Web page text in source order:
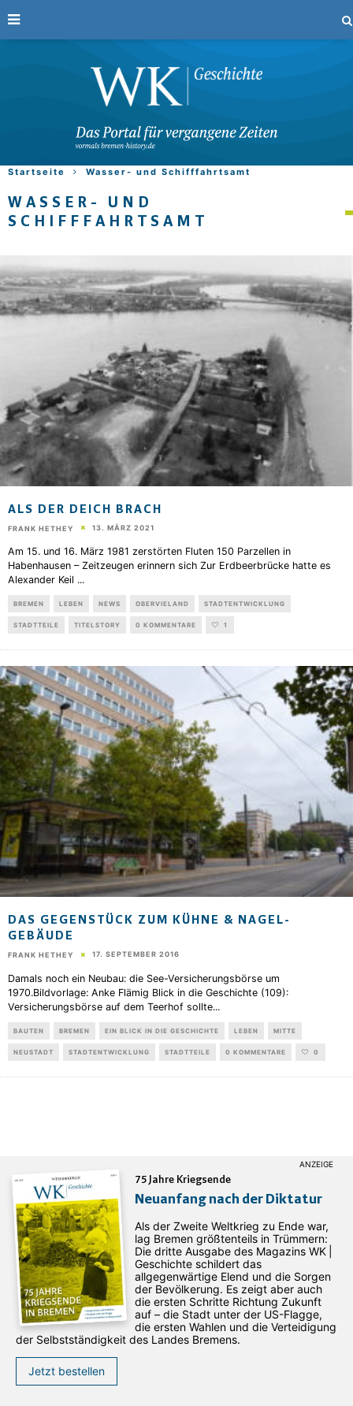
Startseite Wasser- und Schifffahrtsamt
WASSER- UND
SCHIFFFAHRTSAMT
ALS DER DEICH BRACH
FRANK HETHEY 13. MÄRZ 2021
Am 15. und 16. März 1981 zerstörten Fluten 150 Parzellen in
Habenhausen – Zeitzeugen erinnern sich Zur Erdbeerbrücke hatte es
Alexander Keil ...
BREMEN LEBEN NEWS OBERVIELAND STADTENTWICKLUNG
STADTTEILE TITELSTORY 0 KOMMENTARE 1
DAS GEGENSTÜCK ZUM KÜHNE & NAGEL-
GEBÄUDE
FRANK HETHEY 17. SEPTEMBER 2016
Damals noch ein Neubau: die See-Versicherungsbörse um
1970.Bildvorlage: Anke Flämig Blick in die Geschichte (109):
Versicherungsbörse auf dem Teerhof sollte...
BAUTEN BREMEN EIN BLICK IN DIE GESCHICHTE LEBEN MITTE
NEUSTADT STADTENTWICKLUNG STADTTEILE 0 KOMMENTARE 0
75 Jahre Kriegsende
Neuanfang nach der Diktatur
Als der Zweite Weltkrieg zu Ende war,
lag Bremen größtenteils in Trümmern:
Die dritte Ausgabe des ­Magazins WK |
Geschichte schildert das
allgegenwärtige Elend und die Sorgen
der Bevölkerung. Es zeigt aber auch
die ersten Schritte Richtung Zukunft
auf – die Stadt unter der US-Flagge,
die ersten Wahlen und die Verteidigung
der Selbstständigkeit des Landes Bremens.
Jetzt bestellen